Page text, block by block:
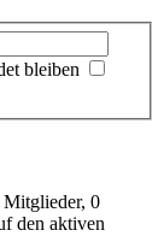
bleiben
Mitglieder, 0
den aktiven